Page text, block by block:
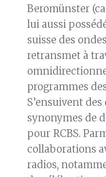
Beromünster
lui aussi
suisse des
retransmet à
programmes
S’ensuivent
synonymes de
pour RCBS.
collaborations
radios,